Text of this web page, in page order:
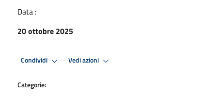
Data :
20 ottobre 2025
Condividi Vedi azioni
Categorie: